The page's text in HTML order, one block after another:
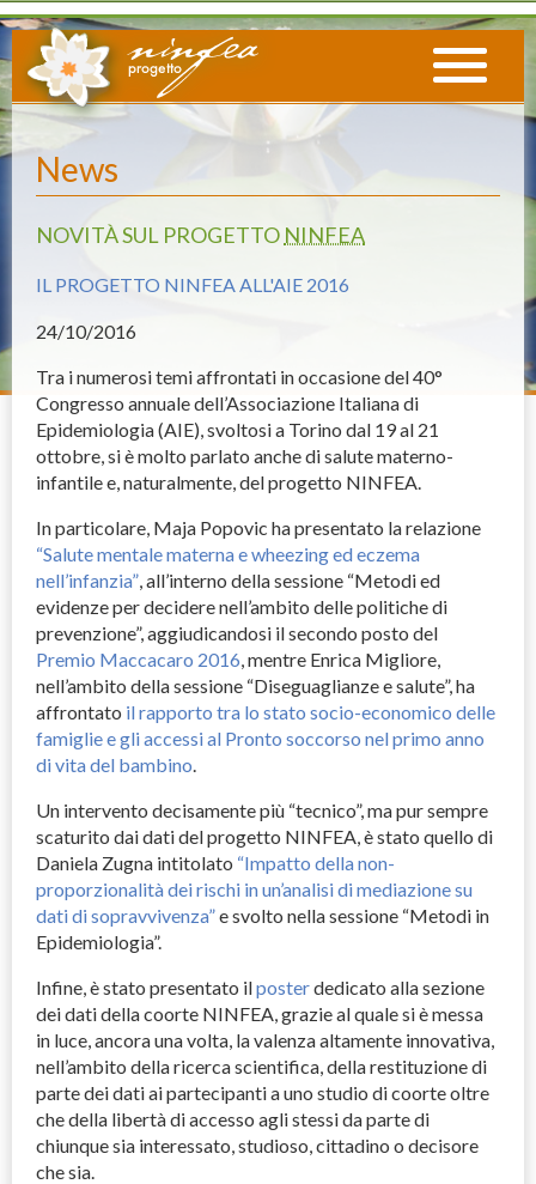
News
NOVITÀ SUL PROGETTO NINFEA
IL PROGETTO NINFEA ALL'AIE 2016
24/10/2016
Tra i numerosi temi affrontati in occasione del 40°
Congresso annuale dell’Associazione Italiana di
Epidemiologia (AIE), svoltosi a Torino dal 19 al 21
ottobre, si è molto parlato anche di salute materno-
infantile e, naturalmente, del progetto NINFEA
In particolare, Maja Popovic ha presentato la relazione
“Salute mentale materna e wheezing ed eczema
nell’infanzia” , all’interno della sessione “Metodi ed
evidenze per decidere nell’ambito delle politiche di
prevenzione”, aggiudicandosi il secondo posto del
Premio Maccacaro 2016 , mentre Enrica Migliore,
nell’ambito della sessione “Diseguaglianze e salute”, ha
affrontato il rapporto tra lo stato socio-economico delle
famiglie e gli accessi al Pronto soccorso nel primo anno
di vita del bambino
Un intervento decisamente più “tecnico”, ma pur sempre
scaturito dai dati del progetto NINFEA , è stato quello di
Daniela Zugna intitolato “Impatto della non-
proporzionalità dei rischi in un’analisi di mediazione su
dati di sopravvivenza”e svolto nella sessione “Metodi in
Epidemiologia”.
Infine, è stato presentato ilposterdedicato alla sezione
dei dati della coorte NINFEA , grazie al quale si è messa
in luce, ancora una volta, la valenza altamente innovativa,
nell’ambito della ricerca scientifica, della restituzione di
parte dei dati ai partecipanti a uno studio di coorte oltre
che della libertà di accesso agli stessi da parte di
chiunque sia interessato, studioso, cittadino o decisore
che sia.